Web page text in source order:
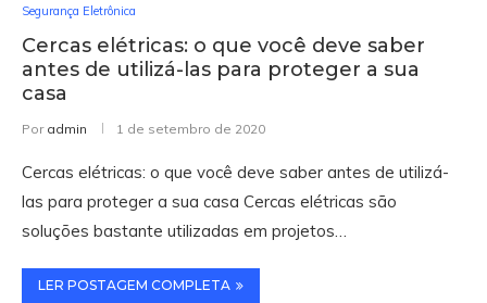
Segurança Eletrônica
Cercas elétricas: o que você deve saber
antes de utilizá-las para proteger a sua
casa
Por admin 1 de setembro de 2020
Cercas elétricas: o que você deve saber antes de utilizá-
las para proteger a sua casa Cercas elétricas são
soluções bastante utilizadas em projetos…
LER POSTAGEM COMPLETA